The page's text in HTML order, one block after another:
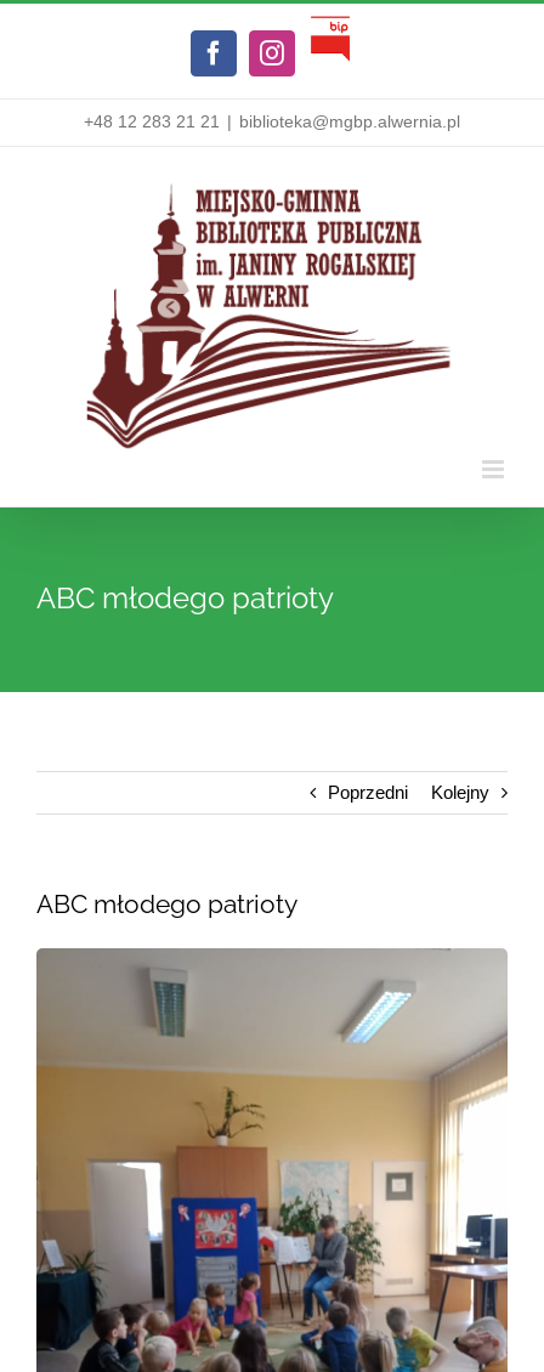
FacebookInstagram
Biuletyn
+48 12 283 21 21 | biblioteka@mgbp.alwernia.pl
ABC młodego patrioty
Poprzedni Kolejny
ABC młodego patrioty